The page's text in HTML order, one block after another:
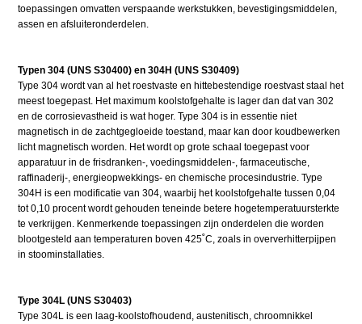
toepassingen omvatten verspaande werkstukken, bevestigingsmiddelen,
assen en afsluiteronderdelen.
Typen 304 (UNS S30400) en 304H (UNS S30409)
Type 304 wordt van al het roestvaste en hittebestendige roestvast staal het
meest toegepast. Het maximum koolstofgehalte is lager dan dat van 302
en de corrosievastheid is wat hoger. Type 304 is in essentie niet
magnetisch in de zachtgegloeide toestand, maar kan door koudbewerken
licht magnetisch worden. Het wordt op grote schaal toegepast voor
apparatuur in de frisdranken-, voedingsmiddelen-, farmaceutische,
raffinaderij-, energieopwekkings- en chemische procesindustrie. Type
304H is een modificatie van 304, waarbij het koolstofgehalte tussen 0,04
tot 0,10 procent wordt gehouden teneinde betere hogetemperatuursterkte
te verkrijgen. Kenmerkende toepassingen zijn onderdelen die worden
blootgesteld aan temperaturen boven 425˚C, zoals in oververhitterpijpen
in stoominstallaties.
Type 304L (UNS S30403)
Type 304L is een laag-koolstofhoudend, austenitisch, chroomnikkel